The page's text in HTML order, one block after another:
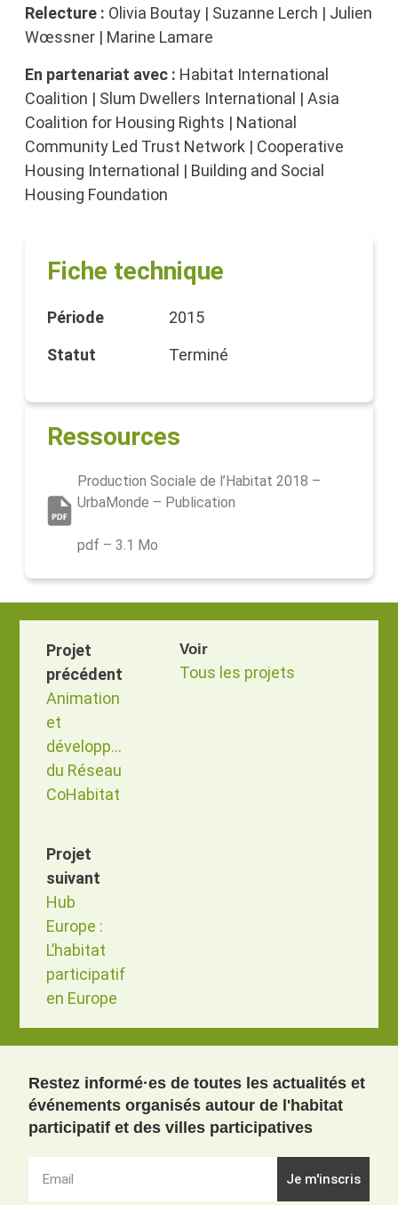
Fiche technique
Période
2015
Statut
Terminé
Ressources
Production Sociale de l’Habitat 2018 –
UrbaMonde – Publication
pdf – 3.1 Mo
Relecture : Olivia Boutay | Suzanne Lerch | Julien
Wœssner | Marine Lamare
En partenariat avec : Habitat International
Coalition | Slum Dwellers International | Asia
Coalition for Housing Rights | National
Community Led Trust Network | Cooperative
Housing International | Building and Social
Housing Foundation
Projet
précédent
Animation
et
développement
du Réseau
CoHabitat
Projet
suivant
Hub
Europe :
L’habitat
participatif
en Europe
Voir
Tous les projets
Restez informé·es de toutes les actualités et
événements organisés autour de l'habitat
participatif et des villes participatives
Je m'inscris